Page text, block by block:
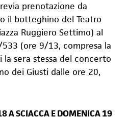
prenotazione da
il botteghino del Teatro
Ruggiero Settimo) al
(ore 9/13, compresa la
la sera stessa del concerto
dei Giusti dalle ore 20,
A SCIACCA E DOMENICA 19